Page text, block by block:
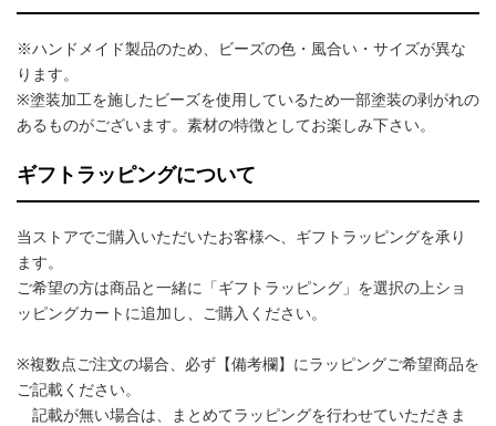
※ハンドメイド製品のため、ビーズの色・風合い・サイズが異な
ります。
※塗装加工を施したビーズを使用しているため一部塗装の剥がれの
あるものがございます。素材の特徴としてお楽しみ下さい。
ギフトラッピングについて
当ストアでご購入いただいたお客様へ、ギフトラッピングを承り
ます。
ご希望の方は商品と一緒に「ギフトラッピング」を選択の上ショ
ッピングカートに追加し、ご購入ください。
※複数点ご注文の場合、必ず【備考欄】にラッピングご希望商品を
ご記載ください。
記載が無い場合は、まとめてラッピングを行わせていただきま